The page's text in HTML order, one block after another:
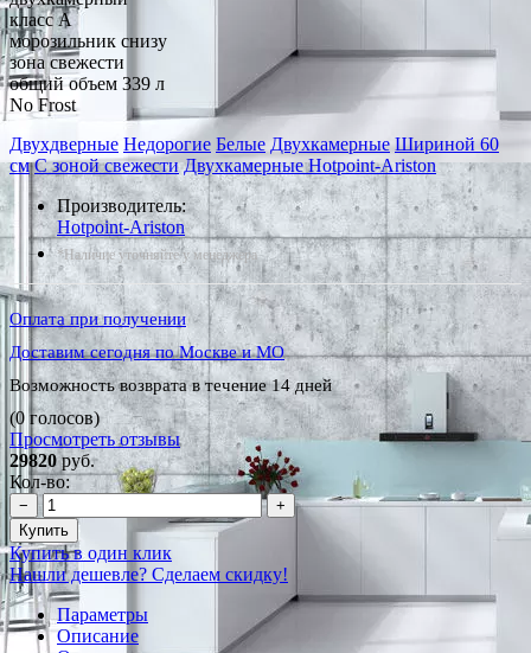
класс A
морозильник снизу
зона свежести
общий объем 339 л
No Frost
Двухдверные Недорогие Белые Двухкамерные Шириной 60
см С зоной свежести Двухкамерные Hotpoint-Ariston
Производитель:
Hotpoint-Ariston
*Наличие уточняйте у менеджера
Оплата при получении
Доставим сегодня по Москве и МО
Возможность возврата в течение 14 дней
(0 голосов)
Просмотреть отзывы
29820руб.
Кол-во:
−
+
Купить
Купить в один клик
Нашли дешевле? Сделаем скидку!
Параметры
Описание